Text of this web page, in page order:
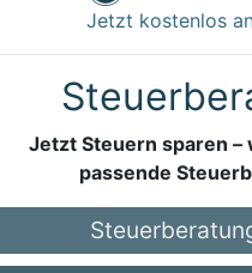
Jetzt kostenlos
Jetzt Steuern sparen –
passende